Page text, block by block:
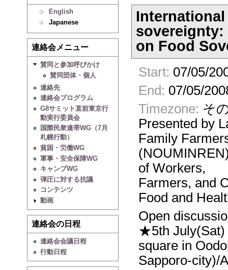
English
Japanese
連絡会メニュー
賛同と参加呼びかけ
賛同団体・個人
連絡先
連絡会プログラム
G8サミット直前東京行
動実行委員会
国際民衆連帯WG（7月
札幌行動）
貧困・労働WG
軍事・安全保障WG
キャンプWG
弾圧に対する抗議
コンテンツ
動画
連絡会の日程
連絡会会議日程
行動日程
on Food
Start: 07/05/
End: 07/05/
Timezone: そ
Presented by
Family
of Workers,
Farmers, and
Food and
Open
★5th July(Sat)
square in
Sapporo-city)/